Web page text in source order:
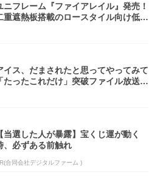
ニフレーム『ファイアレイル』発売！
重遮熱板搭載のロースタイル向け低型
イス、だまされたと思ってやってみて
「たったこれだけ」突破ファイル放送で
【当選した人が暴露】宝くじ運が動く
、必ずある前触れ
合同会社デジタルファーム )